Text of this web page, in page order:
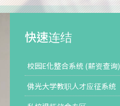
快速连结
校园E化整合系统 (薪资查询)
佛光大学教职人才应征系统